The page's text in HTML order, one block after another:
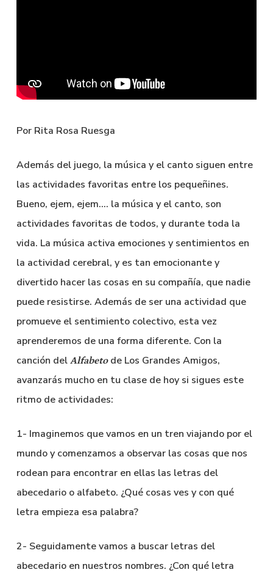
Por Rita Rosa Ruesga
Además del juego, la música y el canto siguen entre
las actividades favoritas entre los pequeñines.
Bueno, ejem, ejem…. la música y el canto, son
actividades favoritas de todos, y durante toda la
vida. La música activa emociones y sentimientos en
la actividad cerebral, y es tan emocionante y
divertido hacer las cosas en su compañía, que nadie
puede resistirse. Además de ser una actividad que
promueve el sentimiento colectivo, esta vez
aprenderemos de una forma diferente. Con la
canción del Alfabetode Los Grandes Amigos,
avanzarás mucho en tu clase de hoy si sigues este
ritmo de actividades:
1- Imaginemos que vamos en un tren viajando por el
mundo y comenzamos a observar las cosas que nos
rodean para encontrar en ellas las letras del
abecedario o alfabeto. ¿Qué cosas ves y con qué
letra empieza esa palabra?
2- Seguidamente vamos a buscar letras del
abecedario en nuestros nombres. ¿Con qué letra